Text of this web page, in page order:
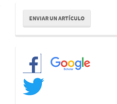
Enviar
un
artículo
ENVIAR UN ARTÍCULO
Redes